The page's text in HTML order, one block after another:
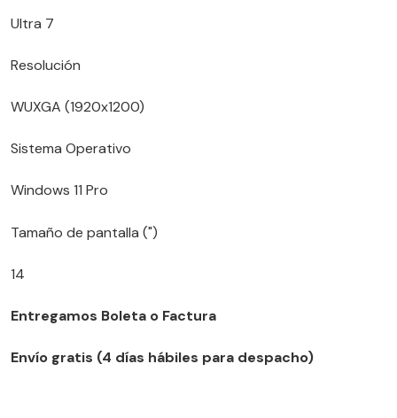
Ultra 7
Resolución
WUXGA (1920x1200)
Sistema Operativo
Windows 11 Pro
Tamaño de pantalla (")
14
Entregamos Boleta o Factura
Envío gratis (4 días hábiles para despacho)